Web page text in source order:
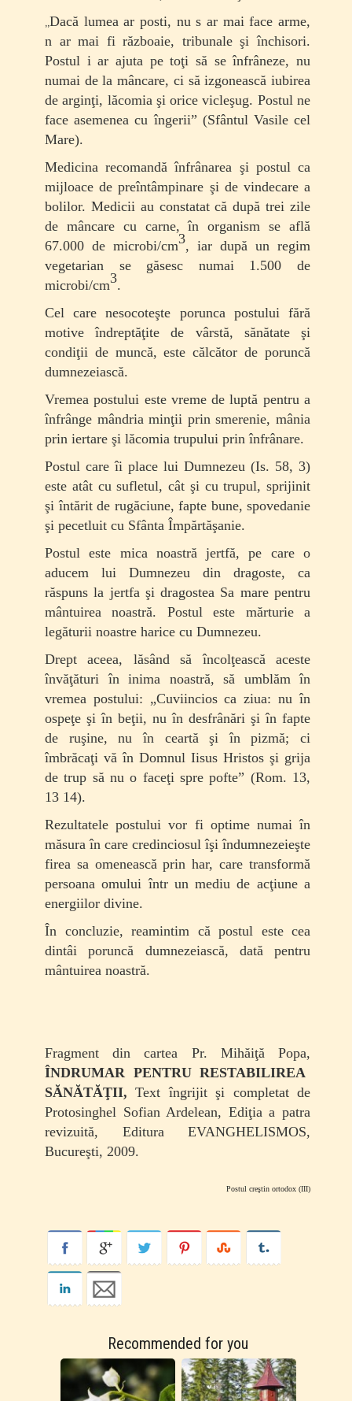
„Dacă lumea ar posti, nu s ar mai face arme,
n ar mai fi războaie, tribunale şi închisori.
Postul i ar ajuta pe toţi să se înfrâneze, nu
numai de la mâncare, ci să izgonească iubirea
de arginţi, lăcomia şi orice vicleşug. Postul ne
face asemenea cu îngerii” (Sfântul Vasile cel
Mare).
Medicina recomandă înfrânarea şi postul ca
mijloace de preîntâmpinare şi de vindecare a
bolilor. Medicii au constatat că după trei zile
de mâncare cu carne, în organism se află
67.000 de microbi/cm3, iar după un regim
vegetarian se găsesc numai 1.500 de
microbi/cm3.
Cel care nesocoteşte porunca postului fără
motive îndreptăţite de vârstă, sănătate şi
condiţii de muncă, este călcător de poruncă
dumnezeiască.
Vremea postului este vreme de luptă pentru a
înfrânge mândria minţii prin smerenie, mânia
prin iertare şi lăcomia trupului prin înfrânare.
Postul care îi place lui Dumnezeu (Is. 58, 3)
este atât cu sufletul, cât şi cu trupul, sprijinit
şi întărit de rugăciune, fapte bune, spovedanie
şi pecetluit cu Sfânta Împărtăşanie.
Postul este mica noastră jertfă, pe care o
aducem lui Dumnezeu din dragoste, ca
răspuns la jertfa şi dragostea Sa mare pentru
mântuirea noastră. Postul este mărturie a
legăturii noastre harice cu Dumnezeu.
Drept aceea, lăsând să încolţească aceste
învăţă­turi în inima noastră, să umblăm în
vremea postu­lui: „Cuviincios ca ziua: nu în
ospeţe şi în beţii, nu în desfrânări şi în fapte
de ruşine, nu în ceartă şi în pizmă; ci
îmbrăcaţi vă în Domnul Iisus Hristos şi grija
de trup să nu o faceţi spre pofte” (Rom. 13,
13 14).
Rezultatele postului vor fi optime numai în
măsura în care credinciosul îşi îndumnezeieşte
firea sa omenească prin har, care transformă
persoana omului într un mediu de acţiune a
energiilor divine.
În concluzie, reamintim că postul este cea
dintâi poruncă dumnezeiască, dată pentru
mântuirea noas­tră.
Fragment din cartea Pr. Mihăiţă Popa,
ÎNDRUMAR PENTRU RESTABILIREA
SĂNĂTĂŢII,Text îngrijit şi completat de
Protosinghel Sofian Ardelean, Ediţia a patra
revizuită, Editura EVANGHELISMOS,
Bucureşti, 2009.
Postul creştin ortodox (III)
Recommended for you